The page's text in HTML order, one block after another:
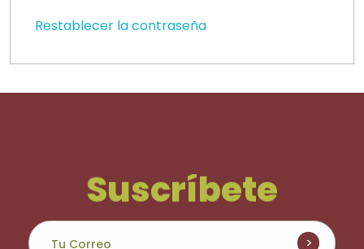
Restablecer la contraseña
Suscríbete